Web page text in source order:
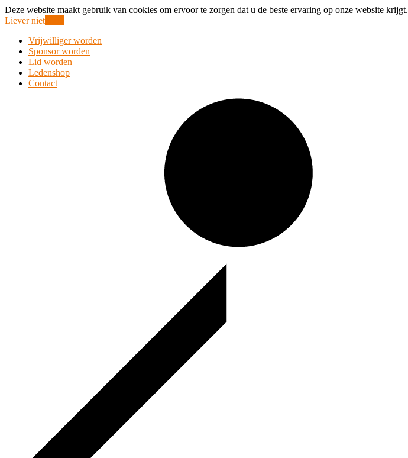
Deze website maakt gebruik van cookies om ervoor te zorgen dat u de beste ervaring op onze website krijgt.
Liever niet
Vrijwilliger worden
Sponsor worden
Lid worden
Ledenshop
Contact